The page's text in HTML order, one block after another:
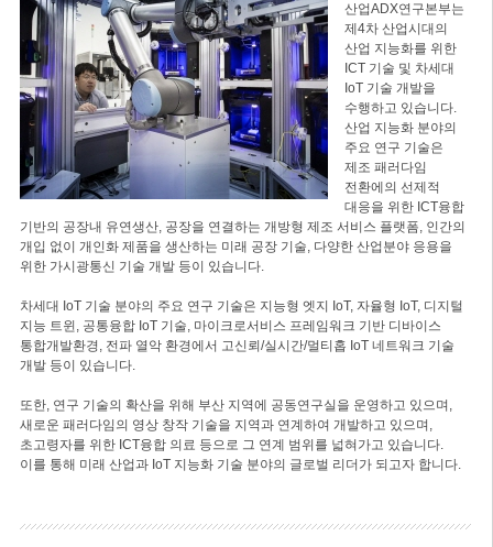
산업ADX연구본부는
제4차 산업시대의
산업 지능화를 위한
ICT 기술 및 차세대
IoT 기술 개발을
수행하고 있습니다.
산업 지능화 분야의
주요 연구 기술은
제조 패러다임
전환에의 선제적
대응을 위한 ICT융합
기반의 공장내 유연생산, 공장을 연결하는 개방형 제조 서비스 플랫폼, 인간의
개입 없이 개인화 제품을 생산하는 미래 공장 기술, 다양한 산업분야 응용을
위한 가시광통신 기술 개발 등이 있습니다.
차세대 IoT 기술 분야의 주요 연구 기술은 지능형 엣지 IoT, 자율형 IoT, 디지털
지능 트윈, 공통융합 IoT 기술, 마이크로서비스 프레임워크 기반 디바이스
통합개발환경, 전파 열악 환경에서 고신뢰/실시간/멀티홉 IoT 네트워크 기술
개발 등이 있습니다.
또한, 연구 기술의 확산을 위해 부산 지역에 공동연구실을 운영하고 있으며,
새로운 패러다임의 영상 창작 기술을 지역과 연계하여 개발하고 있으며,
초고령자를 위한 ICT융합 의료 등으로 그 연계 범위를 넓혀가고 있습니다.
이를 통해 미래 산업과 IoT 지능화 기술 분야의 글로벌 리더가 되고자 합니다.